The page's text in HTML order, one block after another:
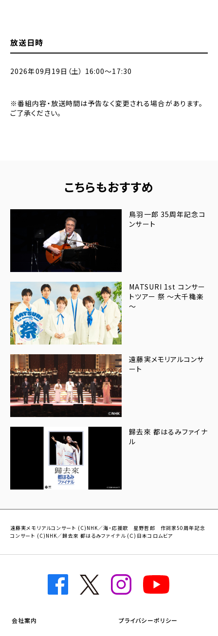
放送日時
2026年09月19日（土） 16:00〜17:30
※番組内容・放送時間は予告なく変更される場合があります。
ご了承ください。
こちらもおすすめ
鳥羽一郎 35周年記念コ
ンサート
MATSURI 1st コンサー
トツアー 祭 ～大千穐楽
～
遠藤実メモリアルコンサ
ート
歸去來 都はるみファイナ
ル
遠藤実メモリアルコンサート (C)NHK／海・応援歌 星野哲郎 作詞家50周年記念
コンサート (C)NHK／歸去來 都はるみファイナル (Ｃ)日本コロムビア
会社案内 プライバシーポリシー